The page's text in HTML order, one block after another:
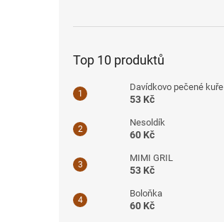
Top 10 produktů
Davídkovo pečené kuře
53 Kč
Nesoldík
60 Kč
MIMI GRIL
53 Kč
Boloňka
60 Kč